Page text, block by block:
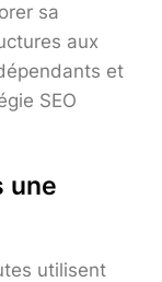
sa
aux
et
SEO
une
utilisent